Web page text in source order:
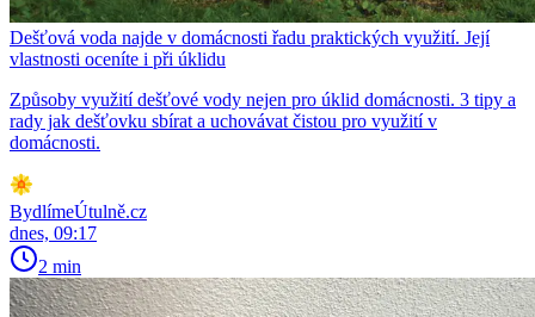
Dešťová voda najde v domácnosti řadu praktických využití. Její
vlastnosti oceníte i při úklidu
Způsoby využití dešťové vody nejen pro úklid domácnosti. 3 tipy a
rady jak dešťovku sbírat a uchovávat čistou pro využití v
domácnosti.
BydlímeÚtulně.cz
dnes, 09:17
2 min